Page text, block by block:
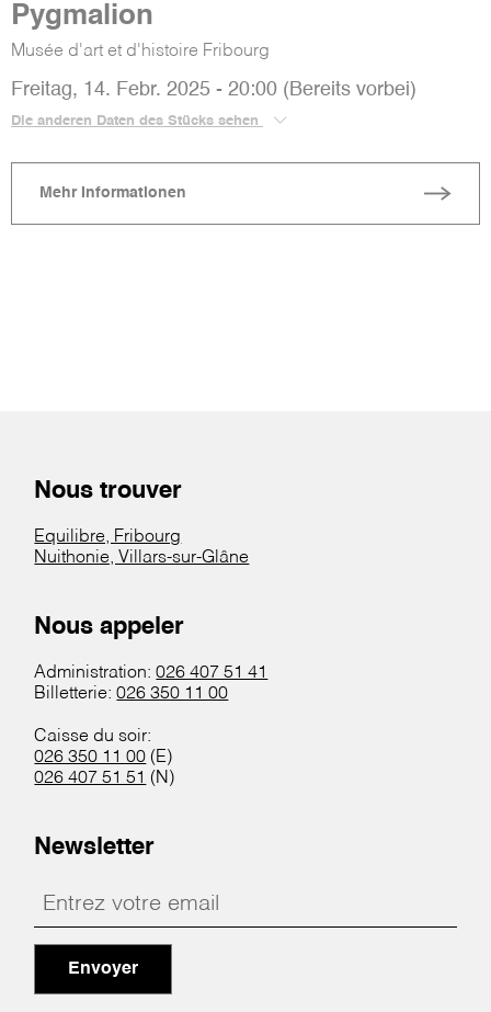
Pygmalion
Musée d'art et d'histoire Fribourg
Freitag, 14. Febr. 2025 - 20:00 (Bereits vorbei)
Die anderen Daten des Stücks sehen
Mehr Informationen
Nous trouver
Equilibre, Fribourg
Nuithonie, Villars-sur-Glâne
Nous appeler
Administration:026 407 51 41
Billetterie:026 350 11 00
Caisse du soir:
026 350 11 00 (E)
026 407 51 51 (N)
Newsletter
Envoyer